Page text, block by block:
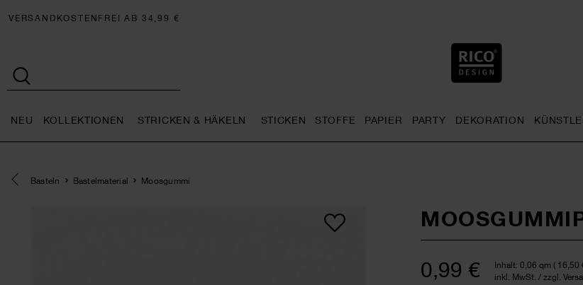
VERSANDKOSTENFREI AB 34,99 €
NEU KOLLEKTIONEN STRICKEN & HÄKELN STICKEN STOFFE PAPIER PARTY DEKORATION
Eine Kategorie zurück navigieren
Basteln Bastelmaterial Moosgummi
0,99 € Inhalt: 0,06 qm ( 16,50
inkl. MwSt. / zzgl.